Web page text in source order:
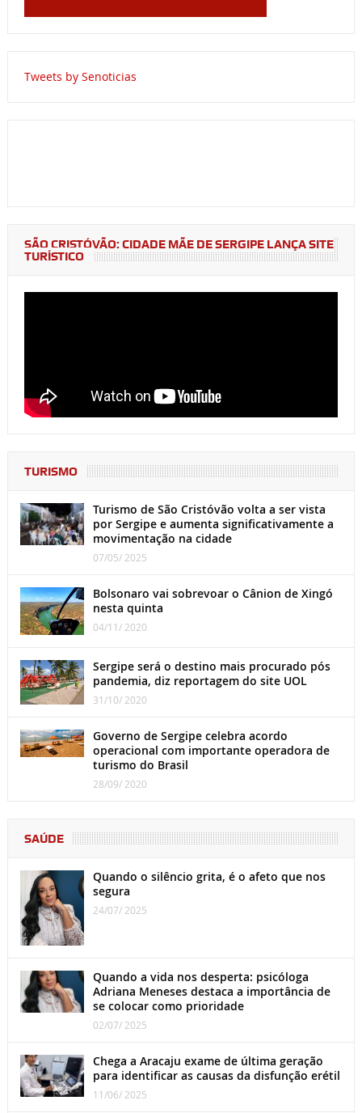
Tweets by Senoticias
SÃO CRISTÓVÃO: CIDADE MÃE DE SERGIPE LANÇA SITE
TURÍSTICO
TURISMO
Turismo de São Cristóvão volta a ser vista
por Sergipe e aumenta significativamente a
movimentação na cidade
07/05/ 2025
Bolsonaro vai sobrevoar o Cânion de Xingó
nesta quinta
04/11/ 2020
Sergipe será o destino mais procurado pós
pandemia, diz reportagem do site UOL
31/10/ 2020
Governo de Sergipe celebra acordo
operacional com importante operadora de
turismo do Brasil
28/09/ 2020
SAÚDE
Quando o silêncio grita, é o afeto que nos
segura
24/07/ 2025
Quando a vida nos desperta: psicóloga
Adriana Meneses destaca a importância de
se colocar como prioridade
02/07/ 2025
Chega a Aracaju exame de última geração
para identificar as causas da disfunção erétil
11/06/ 2025